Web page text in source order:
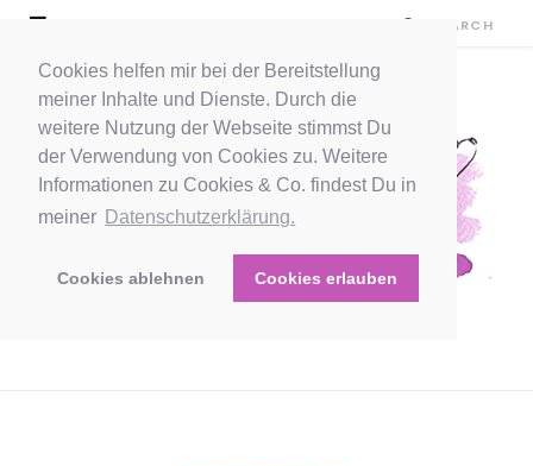
Cookies helfen mir bei der Bereitstellung
meiner Inhalte und Dienste. Durch die
weitere Nutzung der Webseite stimmst Du
der Verwendung von Cookies zu. Weitere
Informationen zu Cookies & Co. findest Du in
meiner Datenschutzerklärung.
Cookies ablehnen Cookies erlauben